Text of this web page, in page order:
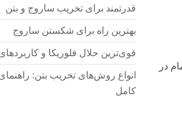
در
قدرتمند برای تخریب ساروج و بتن
بهترین راه برای شکستن ساروج
قوی‌ترین حلال فلوریکا و
انواع روش‌های تخریب بتن:
کامل